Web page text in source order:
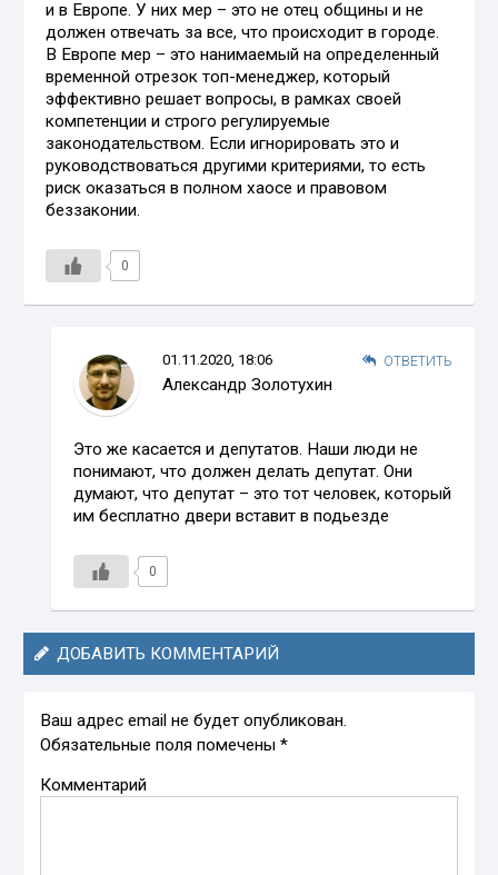
и в Европе. У них мер – это не отец общины и не
должен отвечать за все, что происходит в городе.
В Европе мер – это нанимаемый на определенный
временной отрезок топ-менеджер, который
эффективно решает вопросы, в рамках своей
компетенции и строго регулируемые
законодательством. Если игнорировать это и
руководствоваться другими критериями, то есть
риск оказаться в полном хаосе и правовом
беззаконии.
0
ОТВЕТИТЬ
01.11.2020, 18:06
Александр Золотухин
Это же касается и депутатов. Наши люди не
понимают, что должен делать депутат. Они
думают, что депутат – это тот человек, который
им бесплатно двери вставит в подьезде
0
ДОБАВИТЬ КОММЕНТАРИЙ
Ваш адрес email не будет опубликован.
Обязательные поля помечены*
Комментарий